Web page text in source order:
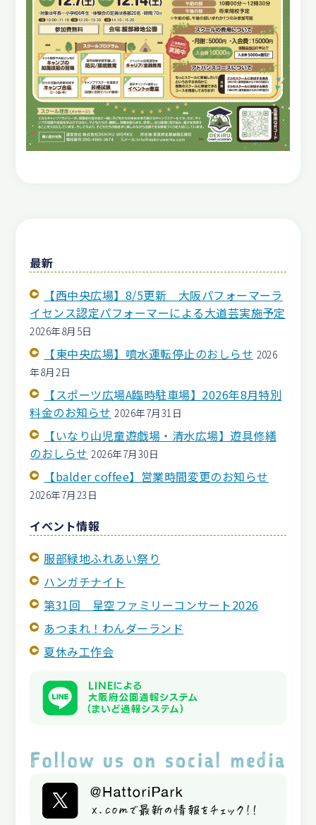
最新
【西中央広場】8/5更新 大阪パフォーマーラ
イセンス認定パフォーマーによる大道芸実施予定
2026年8月5日
【東中央広場】噴水運転停止のおしらせ 2026
年8月2日
【スポーツ広場A臨時駐車場】2026年8月特別
料金のお知らせ 2026年7月31日
【いなり山児童遊戯場・清水広場】遊具修繕
のおしらせ 2026年7月30日
【balder coffee】営業時間変更のお知らせ
2026年7月23日
イベント情報
服部緑地ふれあい祭り
ハンガチナイト
第31回 星空ファミリーコンサート2026
あつまれ！わんダーランド
夏休み工作会